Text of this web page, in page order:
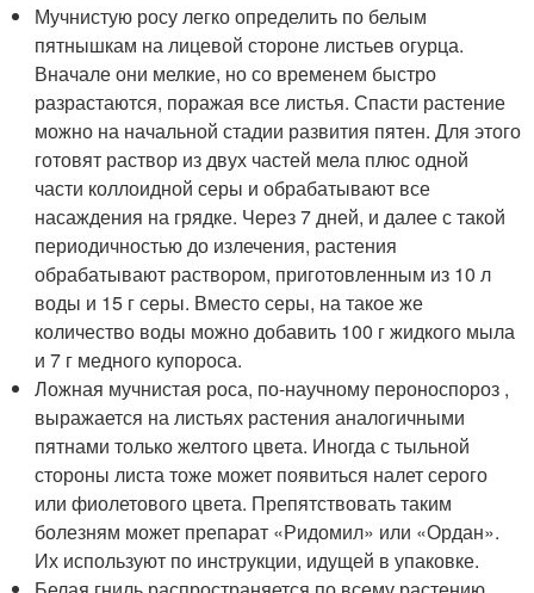
Мучнистую росу легко определить по белым
пятнышкам на лицевой стороне листьев огурца.
Вначале они мелкие, но со временем быстро
разрастаются, поражая все листья. Спасти растение
можно на начальной стадии развития пятен. Для этого
готовят раствор из двух частей мела плюс одной
части коллоидной серы и обрабатывают все
насаждения на грядке. Через 7 дней, и далее с такой
периодичностью до излечения, растения
обрабатывают раствором, приготовленным из 10 л
воды и 15 г серы. Вместо серы, на такое же
количество воды можно добавить 100 г жидкого мыла
и 7 г медного купороса.
Ложная мучнистая роса, по-научному пероноспороз ,
выражается на листьях растения аналогичными
пятнами только желтого цвета. Иногда с тыльной
стороны листа тоже может появиться налет серого
или фиолетового цвета. Препятствовать таким
болезням может препарат «Ридомил» или «Ордан».
Их используют по инструкции, идущей в упаковке.